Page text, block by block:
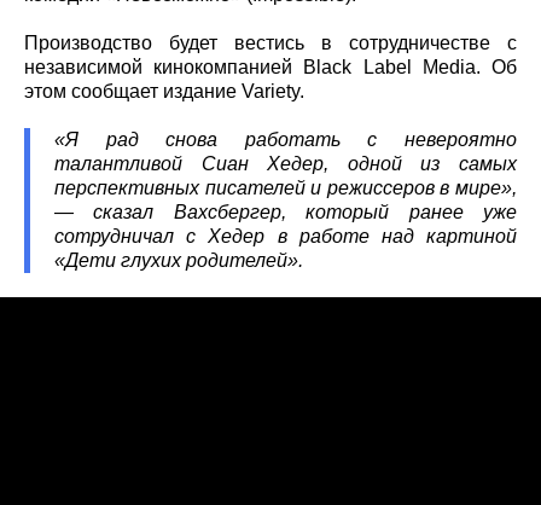
Производство будет вестись в сотрудничестве с
независимой кинокомпанией Black Label Media. Об
этом сообщает издание Variety.
«Я рад снова работать с невероятно
талантливой Сиан Хедер, одной из самых
перспективных писателей и режиссеров в мире»,
— сказал Вахсбергер, который ранее уже
сотрудничал с Хедер в работе над картиной
«Дети глухих родителей».